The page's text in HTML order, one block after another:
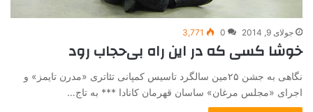
جولای 9, 2014 0
3,771
خوشا کسی که در این راه بی‌حجاب رود
نگاهی به جشن ۲۵مین سالگرد تاسیس کمپانی تئاتری «مدرن تایمز» و
اجرای «مجلس مرغان» ساسان قهرمان کانادا *** به تاج…